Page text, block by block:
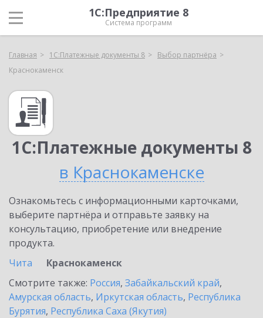
1С:Предприятие 8
Система программ
Главная 1С:Платежные документы 8
Выбор партнёра
Краснокаменск
1С:Платежные документы 8
в Краснокаменске
Ознакомьтесь с информационными карточками,
выберите партнёра и отправьте заявку на
консультацию, приобретение или внедрение
продукта.
Чита
Краснокаменск
Смотрите также: Россия, Забайкальский край,
Амурская область, Иркутская область, Республика
Бурятия, Республика Саха (Якутия)